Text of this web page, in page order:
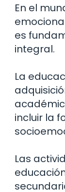
En el
es
integral.
La
incluir la
Las